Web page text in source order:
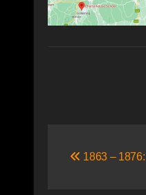
1863 –